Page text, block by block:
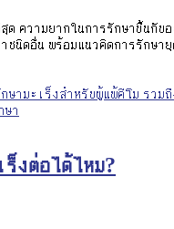
ด ความยากในการรักษาขึ้นกับ
ชนิดอื่น พร้อมแนวคิดการรักษา
ร็งต่อได้ไหม?